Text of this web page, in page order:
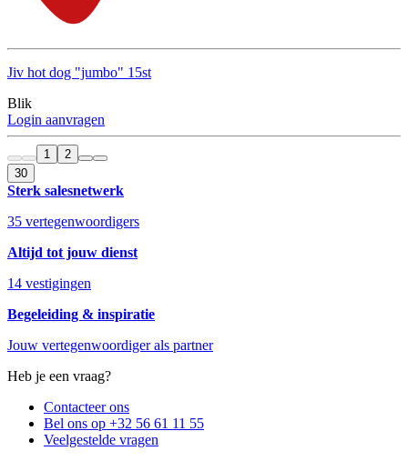
Jiv hot dog "jumbo" 15st
Blik
Login aanvragen
1
2
30
Sterk salesnetwerk
35 vertegenwoordigers
Altijd tot jouw dienst
14 vestigingen
Begeleiding & inspiratie
Jouw vertegenwoordiger als partner
Heb je een vraag?
Contacteer ons
Bel ons op +32 56 61 11 55
Veelgestelde vragen